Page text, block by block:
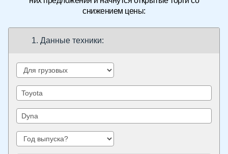
снижением цены:
1. Данные техники: